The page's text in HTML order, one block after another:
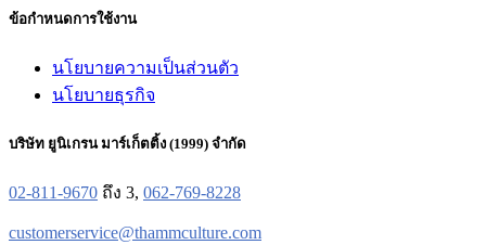
ข้อกำหนดการใช้งาน
นโยบายความเป็นส่วนตัว
นโยบายธุรกิจ
บริษัท ยูนิเกรน มาร์เก็ตติ้ง (1999) จำกัด
02-811-9670 ถึง 3, 062-769-8228
customerservice@thammculture.com